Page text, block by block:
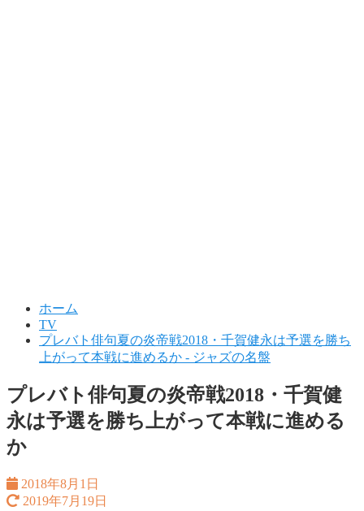
ホーム
TV
プレバト俳句夏の炎帝戦2018・千賀健永は予選を勝ち
上がって本戦に進めるか - ジャズの名盤
プレバト俳句夏の炎帝戦2018・千賀健
永は予選を勝ち上がって本戦に進める
か
2018年8月1日
2019年7月19日